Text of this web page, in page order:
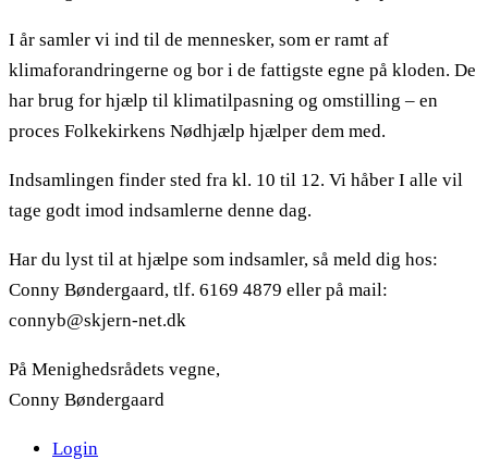
I år samler vi ind til de mennesker, som er ramt af
klimaforandringerne og bor i de fattigste egne på kloden. De
har brug for hjælp til klimatilpasning og omstilling – en
proces Folkekirkens Nødhjælp hjælper dem med.
Indsamlingen finder sted fra kl. 10 til 12. Vi håber I alle vil
tage godt imod indsamlerne denne dag.
Har du lyst til at hjælpe som indsamler, så meld dig hos:
Conny Bøndergaard, tlf. 6169 4879 eller på mail:
connyb@skjern-net.dk
På Menighedsrådets vegne,
Conny Bøndergaard
Login